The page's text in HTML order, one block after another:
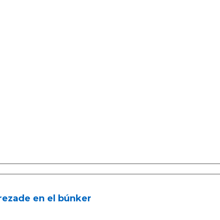
en el búnker